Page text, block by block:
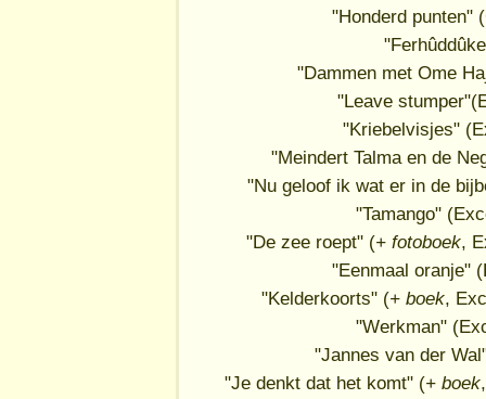
"Honderd punten"
"Dammen met Ome
"Leave
"Kriebelvisjes"
"Meindert Talma en de
"Nu geloof ik wat er in de
"Tamango"
"De zee roept" (+ fotoboek,
"Eenmaal oranje"
"Kelderkoorts" (+ boek,
"Werkman"
"Jannes van der
"Je denkt dat het komt" (+ boek